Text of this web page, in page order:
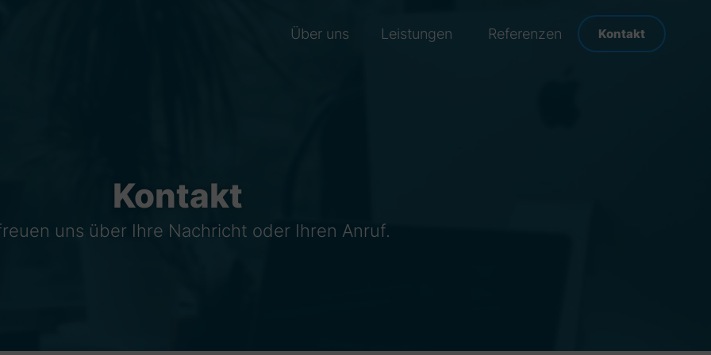
Über uns Leistungen Referenzen Kontakt
Kontakt
uns über Ihre Nachricht oder Ihren Anruf.